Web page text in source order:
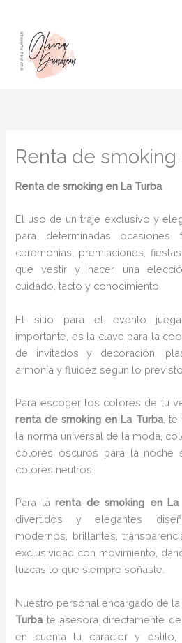
contenido
Renta de smoking
Renta de smoking en La Turba
El uso de un traje exclusivo y
para determinadas ocasiones
ceremonias, premiaciones,
que vestir y hacer una
cuidado, tacto y conocimiento.
El sitio para el evento
importante, es la clave para la
de invitados y decoración,
armonía y fluidez según lo previsto.
Para escoger los colores de tu
renta de smoking en La Turba, te
la norma universal de la moda,
colores oscuros para la noche
colores neutros.
Para larenta de smoking en La
divertidos y elegantes
modernos, brillantes,
exclusividad con movimiento,
luzcas lo que siempre soñaste.
Nuestro personal encargado de la
Turbate asesora directamente
en cuenta tu carácter y